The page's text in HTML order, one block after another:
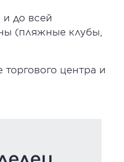
и до всей
(пляжные клубы,
торгового центра и